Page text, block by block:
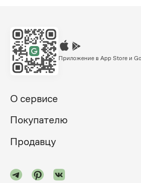
Приложение в App Store и
О сервисе
Покупателю
Продавцу